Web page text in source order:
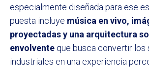
especialmente diseñada para ese
puesta incluye música en vivo,
proyectadas y una arquitectura
envolvente que busca convertir los
industriales en una experiencia